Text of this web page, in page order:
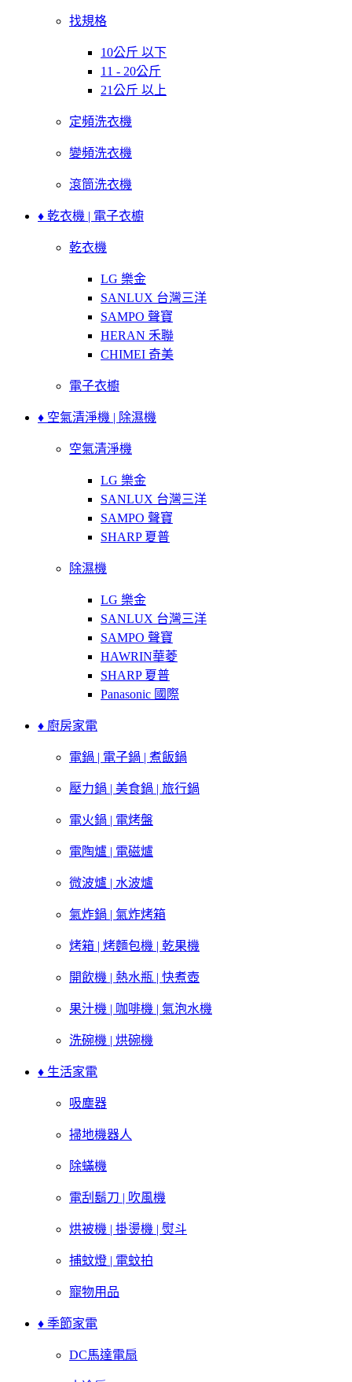
找規格
10公斤 以下
11 - 20公斤
21公斤 以上
定頻洗衣機
變頻洗衣機
滾筒洗衣機
♦ 乾衣機 | 電子衣櫥
乾衣機
LG 樂金
SANLUX 台灣三洋
SAMPO 聲寶
HERAN 禾聯
CHIMEI 奇美
電子衣櫥
♦ 空氣清淨機 | 除濕機
空氣清淨機
LG 樂金
SANLUX 台灣三洋
SAMPO 聲寶
SHARP 夏普
除濕機
LG 樂金
SANLUX 台灣三洋
SAMPO 聲寶
HAWRIN華菱
SHARP 夏普
Panasonic 國際
♦ 廚房家電
電鍋 | 電子鍋 | 煮飯鍋
壓力鍋 | 美食鍋 | 旅行鍋
電火鍋 | 電烤盤
電陶爐 | 電磁爐
微波爐 | 水波爐
氣炸鍋 | 氣炸烤箱
烤箱 | 烤麵包機 | 乾果機
開飲機 | 熱水瓶 | 快煮壺
果汁機 | 咖啡機 | 氣泡水機
洗碗機 | 烘碗機
♦ 生活家電
吸塵器
掃地機器人
除蟎機
電刮鬍刀 | 吹風機
烘被機 | 掛燙機 | 熨斗
捕蚊燈 | 電蚊拍
寵物用品
♦ 季節家電
DC馬達電扇